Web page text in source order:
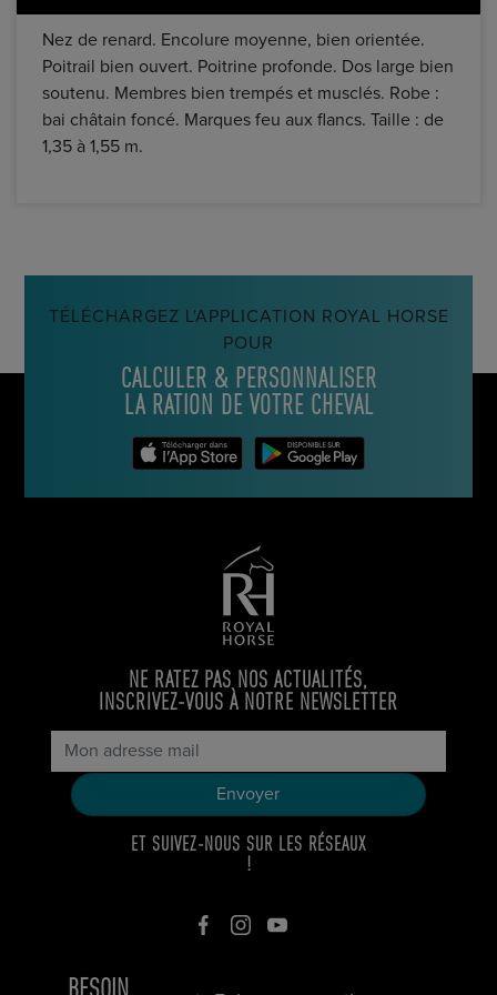
Nez de renard. Encolure moyenne, bien orientée.
Poitrail bien ouvert. Poitrine profonde. Dos large bien
soutenu. Membres bien trempés et musclés. Robe :
bai châtain foncé. Marques feu aux flancs. Taille : de
1,35 à 1,55 m.
TÉLÉCHARGEZ L'APPLICATION ROYAL HORSE
POUR
CALCULER & PERSONNALISER
LA RATION DE VOTRE CHEVAL
NE RATEZ PAS NOS ACTUALITÉS,
INSCRIVEZ-VOUS À NOTRE NEWSLETTER
ET SUIVEZ-NOUS SUR LES RÉSEAUX
!
BESOIN